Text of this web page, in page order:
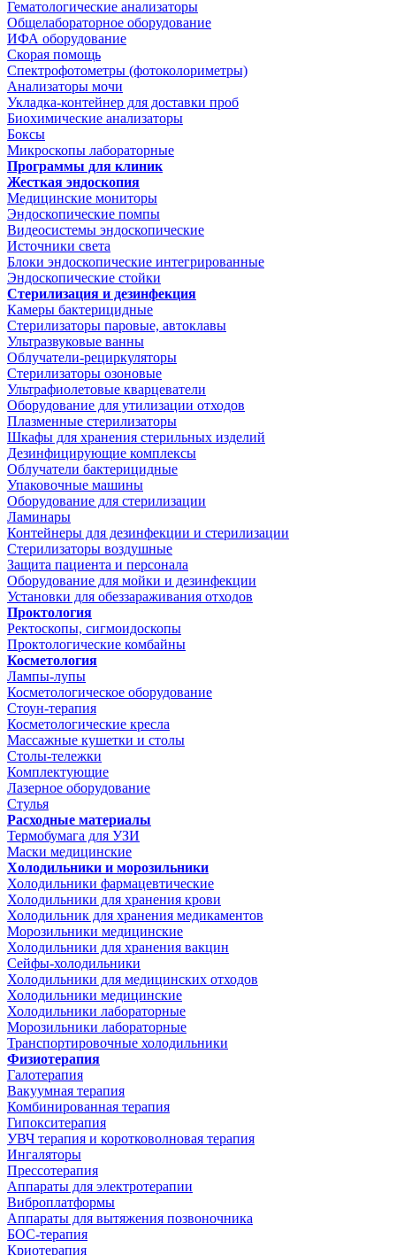
Гематологические анализаторы
Общелабораторное оборудование
ИФА оборудование
Скорая помощь
Спектрофотометры (фотоколориметры)
Анализаторы мочи
Укладка-контейнер для доставки проб
Биохимические анализаторы
Боксы
Микроскопы лабораторные
Программы для клиник
Жесткая эндоскопия
Медицинские мониторы
Эндоскопические помпы
Видеосистемы эндоскопические
Источники света
Блоки эндоскопические интегрированные
Эндоскопические стойки
Стерилизация и дезинфекция
Камеры бактерицидные
Стерилизаторы паровые, автоклавы
Ультразвуковые ванны
Облучатели-рециркуляторы
Стерилизаторы озоновые
Ультрафиолетовые кварцеватели
Оборудование для утилизации отходов
Плазменные стерилизаторы
Шкафы для хранения стерильных изделий
Дезинфицирующие комплексы
Облучатели бактерицидные
Упаковочные машины
Оборудование для стерилизации
Ламинары
Контейнеры для дезинфекции и стерилизации
Стерилизаторы воздушные
Защита пациента и персонала
Оборудование для мойки и дезинфекции
Установки для обеззараживания отходов
Проктология
Ректоскопы, сигмоидоскопы
Проктологические комбайны
Косметология
Лампы-лупы
Косметологическое оборудование
Стоун-терапия
Косметологические кресла
Массажные кушетки и столы
Столы-тележки
Комплектующие
Лазерное оборудование
Стулья
Расходные материалы
Термобумага для УЗИ
Маски медицинские
Холодильники и морозильники
Холодильники фармацевтические
Холодильники для хранения крови
Холодильник для хранения медикаментов
Морозильники медицинские
Холодильники для хранения вакцин
Сейфы-холодильники
Холодильники для медицинских отходов
Холодильники медицинские
Холодильники лабораторные
Морозильники лабораторные
Транспортировочные холодильники
Физиотерапия
Галотерапия
Вакуумная терапия
Комбинированная терапия
Гипокситерапия
УВЧ терапия и коротковолновая терапия
Ингаляторы
Прессотерапия
Аппараты для электротерапии
Виброплатформы
Аппараты для вытяжения позвоночника
БОС-терапия
Криотерапия